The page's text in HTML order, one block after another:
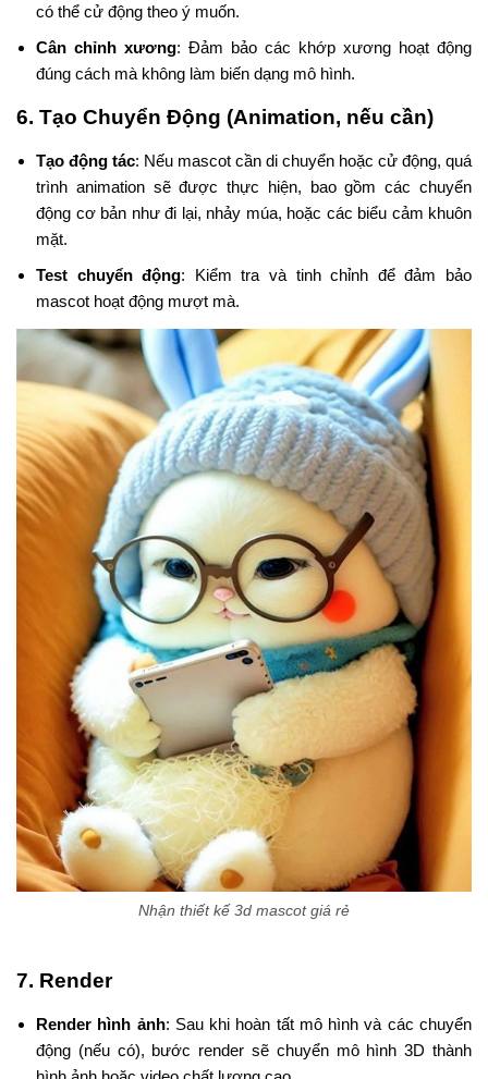
có thể cử động theo ý muốn.
Cân chỉnh xương: Đảm bảo các khớp xương hoạt động
đúng cách mà không làm biến dạng mô hình.
6. Tạo Chuyển Động (Animation, nếu cần)
Tạo động tác: Nếu mascot cần di chuyển hoặc cử động, quá
trình animation sẽ được thực hiện, bao gồm các chuyển
động cơ bản như đi lại, nhảy múa, hoặc các biểu cảm khuôn
mặt.
Test chuyển động: Kiểm tra và tinh chỉnh để đảm bảo
mascot hoạt động mượt mà.
Nhận thiết kế 3d mascot giá rẻ
7. Render
Render hình ảnh: Sau khi hoàn tất mô hình và các chuyển
động (nếu có), bước render sẽ chuyển mô hình 3D thành